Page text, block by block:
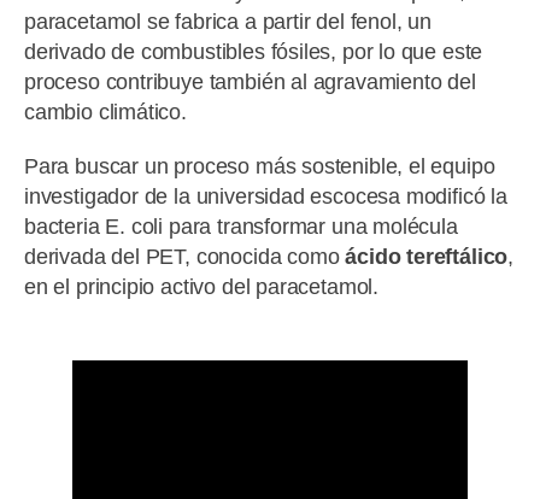
paracetamol se fabrica a partir del fenol, un
derivado de combustibles fósiles, por lo que este
proceso contribuye también al agravamiento del
cambio climático.
Para buscar un proceso más sostenible, el equipo
investigador de la universidad escocesa modificó la
bacteria E. coli para transformar una molécula
derivada del PET, conocida comoácido tereftálico,
en el principio activo del paracetamol.